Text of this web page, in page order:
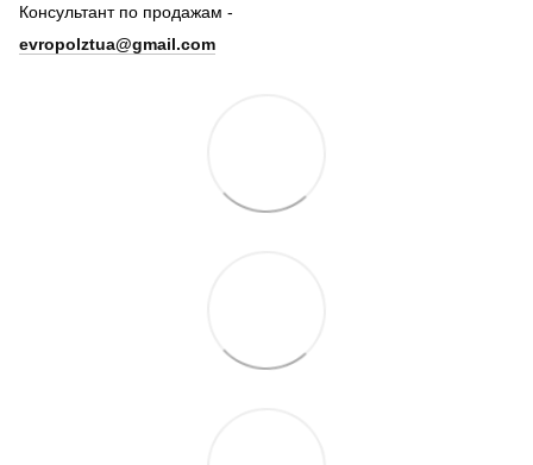
Консультант по продажам -
evropolztua@gmail.com